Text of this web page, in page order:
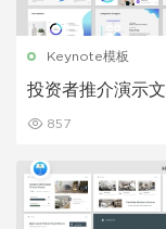
Keynote模板
投资者推介演示
857